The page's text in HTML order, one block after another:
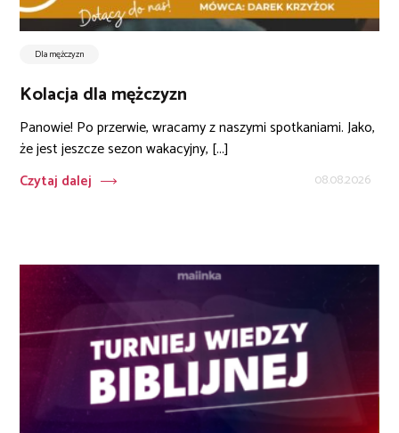
Dla mężczyzn
Kolacja dla mężczyzn
Panowie! Po przerwie, wracamy z naszymi spotkaniami. Jako,
że jest jeszcze sezon wakacyjny, [...]
Czytaj dalej
08.08.2026